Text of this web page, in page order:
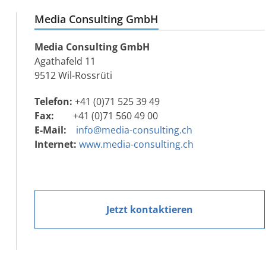
Media Consulting GmbH
Media Consulting GmbH
Agathafeld 11
9512 Wil-Rossrüti
Telefon: +41 (0)71 525 39 49
Fax: +41 (0)71 560 49 00
E-Mail:
info@media-consulting.ch
Internet: www.media-consulting.ch
Jetzt kontaktieren